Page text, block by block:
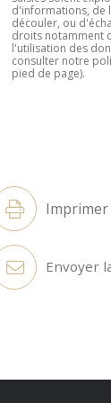
d'informations, de
découler, ou
droits notamment
l'utilisation des
consulter notre
pied de page).
Imprimer
Envoyer